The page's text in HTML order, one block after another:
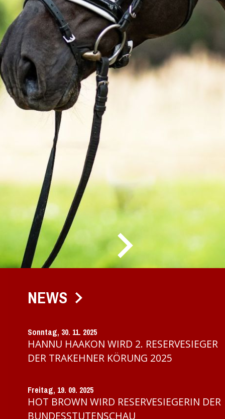
NEWS
Sonntag, 30. 11. 2025
HANNU HAAKON WIRD 2. RESERVESIEGER
DER TRAKEHNER KÖRUNG 2025
Freitag, 19. 09. 2025
HOT BROWN WIRD RESERVESIEGERIN DER
BUNDESSTUTENSCHAU